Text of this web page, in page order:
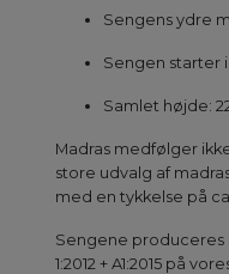
Sengens ydre
Sengen starter
Samlet højde:
Madras medfølger
store udvalg af
med en tykkelse på ca.
Sengene produceres
1:2012 + A1:2015 på